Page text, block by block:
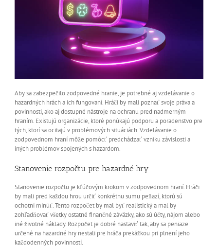
Aby sa zabezpečilo zodpovedné hranie, je potrebné aj vzdelávanie o
hazardných hrách a ich fungovaní. Hráči by mali poznať svoje práva a
povinnosti, ako aj dostupné nástroje na ochranu pred nadmerným
hraním. Existujú organizácie, ktoré ponúkajú podporu a poradenstvo pre
tých, ktorí sa ocitajú v problémových situáciách. Vzdelávanie o
zodpovednom hraní môže pomôcť predchádzať vzniku závislosti a
iných problémov spojených s hazardom.
Stanovenie rozpočtu pre hazardné hry
Stanovenie rozpočtu je kľúčovým krokom v zodpovednom hraní. Hráči
by mali pred každou hrou určiť konkrétnu sumu peňazí, ktorú sú
ochotní minúť. Tento rozpočet by mal byť realistický a mal by
zohľadňovať všetky ostatné finančné záväzky, ako sú účty, nájom alebo
iné životné náklady. Rozpočet je dobré nastaviť tak, aby sa peniaze
určené na hazardné hry nestali pre hráča prekážkou pri plnení jeho
každodenných povinností.